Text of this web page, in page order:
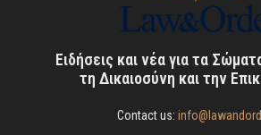
Ειδήσεις και νέα για τα
τη Δικαιοσύνη και την
Contact us: